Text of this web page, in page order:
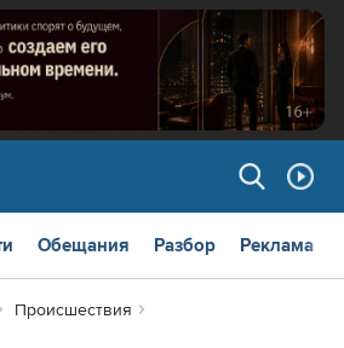
Обещания Разбор Реклама
Происшествия